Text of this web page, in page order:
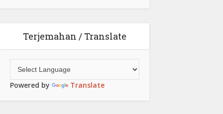
Terjemahan / Translate
Powered by Translate